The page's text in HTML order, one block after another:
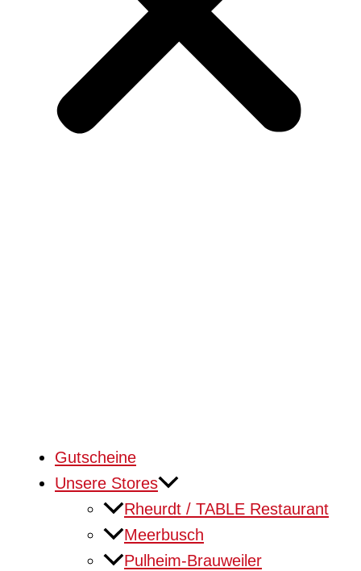
Gutscheine
Unsere Stores
Rheurdt / TABLE Restaurant
Meerbusch
Pulheim-Brauweiler